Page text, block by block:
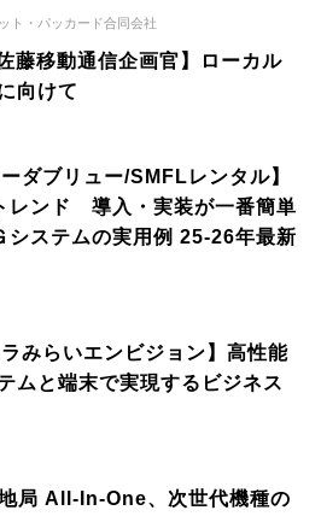
ト・パッカード合同会社
藤移動通信企画官】ローカル
向けて
ダブリュー/SMFLレンタル】
レンド 導入・実装が一番簡単
システムの実用例 25-26年最新
みらいエンビジョン】高性能
ムと端末で実現するビジネス
局 All-In-One、次世代機種の